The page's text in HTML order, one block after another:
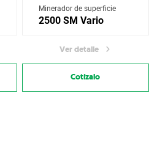
Minerador de superficie
2500 SM Vario
Ver detalle
Cotízalo